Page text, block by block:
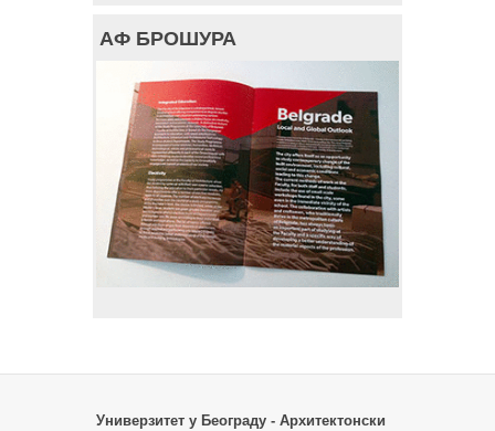
АФ БРОШУРА
Универзитет у Београду - Архитектонски